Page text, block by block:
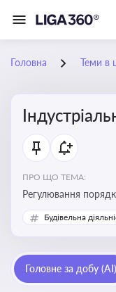
Головна Теми в
ПРО ЩО ТЕМА:
Регулювання
функціонування
Будівельна
Головне за добу (AI)